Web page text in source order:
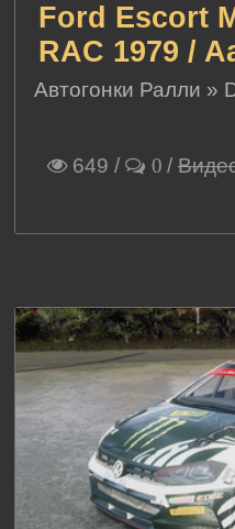
Ford Escort
RAC 1979 /
Автогонки Ралли »
649 / 0 /